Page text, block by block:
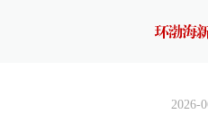
2026-